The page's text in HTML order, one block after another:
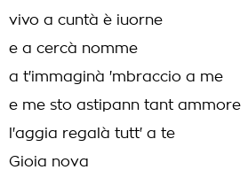
vivo a cuntà è iuorne
e a cercà nomme
a t'immaginà 'mbraccio a me
e me sto astipann tant ammore
l'aggia regalà tutt' a te
Gioia nova